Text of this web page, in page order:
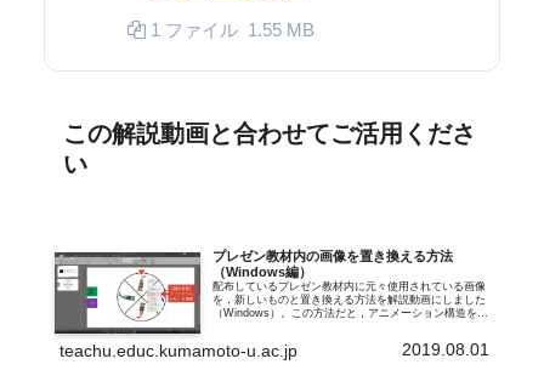
1 ファイル 1.55 MB
この解説動画と合わせてご活用くださ
い
プレゼン教材内の画像を置き換える方法
（Windows編）
配布しているプレゼン教材内に元々使用されている画像
を，新しいものと置き換える方法を解説動画にしました
（Windows）。この方法だと，アニメーション構造を保
teachu.educ.kumamoto-u.ac.jp 2019.08.01